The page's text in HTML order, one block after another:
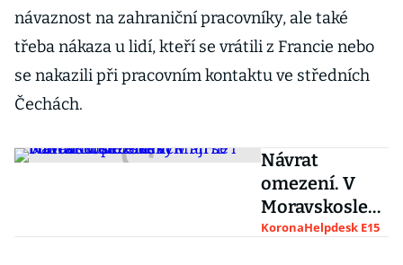
návaznost na zahraniční pracovníky, ale také
třeba nákaza u lidí, kteří se vrátili z Francie nebo
se nakazili při pracovním kontaktu ve středních
Čechách.
Návrat
omezení. V
Moravskoslezs
kém kraji se
KoronaHelpdesk E15